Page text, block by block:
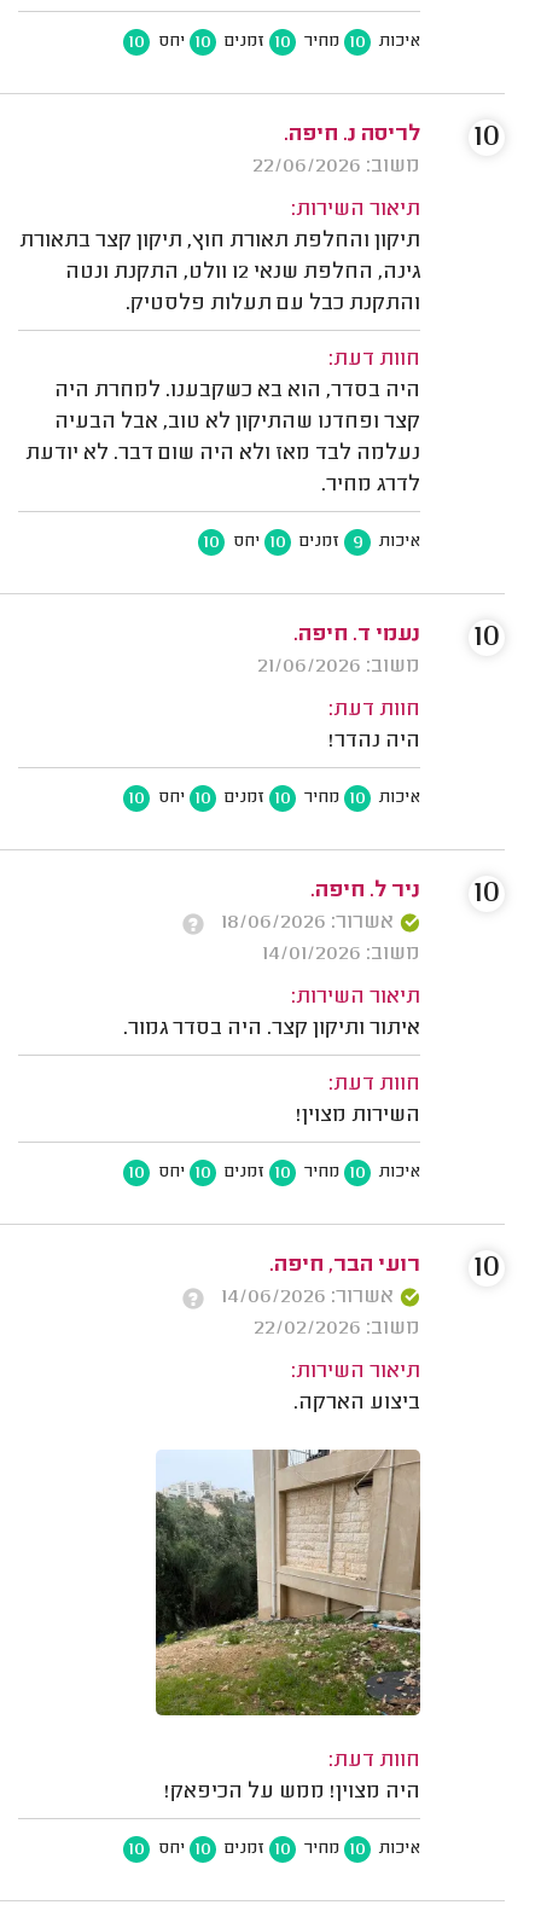
איכות 10 מחיר 10 זמנים 10 יחס 10
לריסה נ. חיפה.
משוב: 22/06/2026
תיאור השירות:
תיקון והחלפת תאורת חוץ, תיקון קצר בתאורת
גינה, החלפת שנאי 12 וולט, התקנת ונטה
והתקנת כבל עם תעלות פלסטיק.
חוות דעת:
היה בסדר, הוא בא כשקבענו. למחרת היה
קצר ופחדנו שהתיקון לא טוב, אבל הבעיה
נעלמה לבד מאז ולא היה שום דבר. לא יודעת
לדרג מחיר.
איכות 9 זמנים 10 יחס 10
10
נעמי ד. חיפה.
משוב: 21/06/2026
חוות דעת:
היה נהדר!
איכות 10 מחיר 10 זמנים 10 יחס 10
10
ניר ל. חיפה.
אשרור: 18/06/2026
משוב: 14/01/2026
תיאור השירות:
איתור ותיקון קצר. היה בסדר גמור.
חוות דעת:
השירות מצוין!
איכות 10 מחיר 10 זמנים 10 יחס 10
10
רועי הבר, חיפה.
אשרור: 14/06/2026
משוב: 22/02/2026
תיאור השירות:
ביצוע הארקה.
חוות דעת:
היה מצוין! ממש על הכיפאק!
איכות 10 מחיר 10 זמנים 10 יחס 10
10